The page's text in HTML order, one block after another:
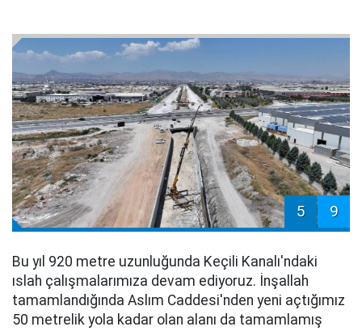
5 9
Bu yıl 920 metre uzunluğunda Keçili Kanalı'ndaki
ıslah çalışmalarımıza devam ediyoruz. İnşallah
tamamlandığında Aslım Caddesi'nden yeni açtığımız
50 metrelik yola kadar olan alanı da tamamlamış